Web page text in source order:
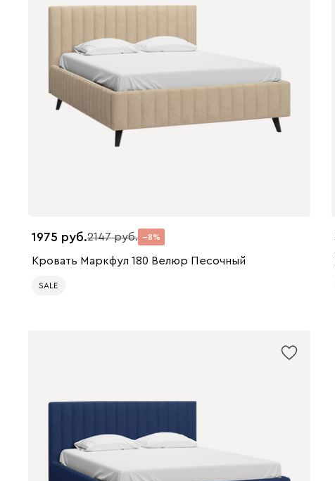
1975 2147 8
Кровать Маркфул 180 Велюр Песочный
SALE